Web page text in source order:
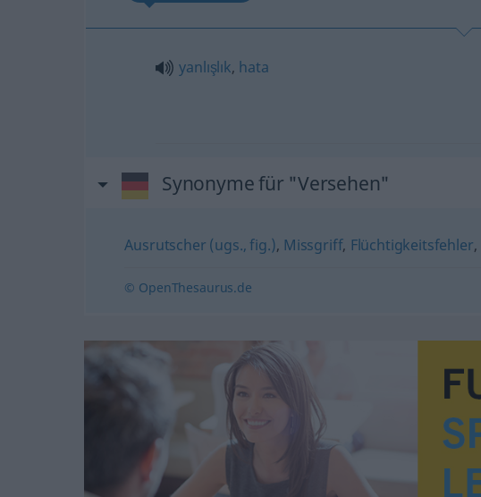
yanlışlık, hata
Synonyme für "Versehen"
Ausrutscher (ugs., fig.), Missgriff, Flüchtigkeitsfehler,
© OpenThesaurus.de